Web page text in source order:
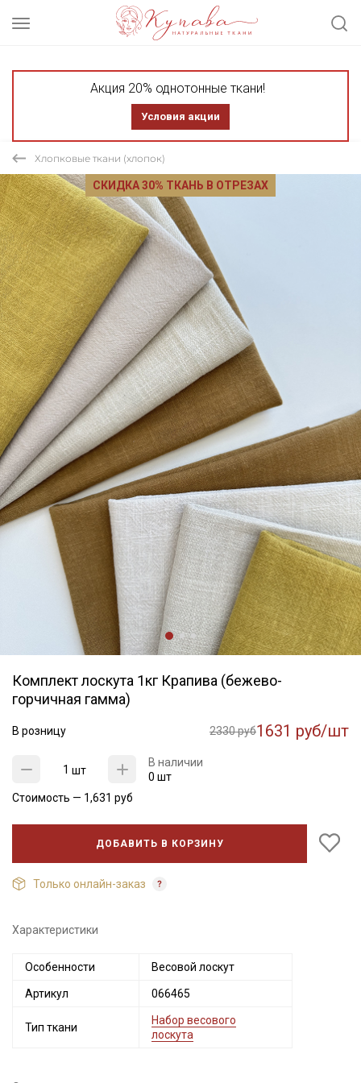
Акция 20% однотонные ткани!
Условия акции
Хлопковые ткани (хлопок)
СКИДКА 30% ТКАНЬ В ОТРЕЗАХ
Комплект лоскута 1кг Крапива (бежево-
горчичная гамма)
В розницу 2330 руб1631 руб/шт
шт
В наличии
0 шт
Стоимость — 1,631 руб
ДОБАВИТЬ В КОРЗИНУ
Только онлайн-заказ
Характеристики
Особенности Весовой лоскут
Артикул 066465
Тип ткани
Набор весового
лоскута
Мы публикуем здесь дополнительные
промокоды и скидки до 30% на узкие
категории тканей